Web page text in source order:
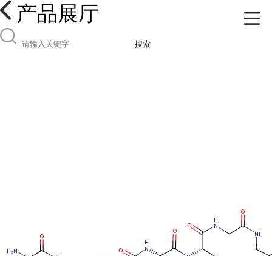
产品展厅
搜索